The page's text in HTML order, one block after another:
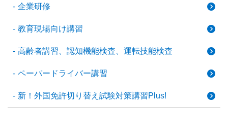
企業研修
教育現場向け講習
高齢者講習、認知機能検査、運転技能検査
ペーパードライバー講習
新！外国免許切り替え試験対策講習Plus!